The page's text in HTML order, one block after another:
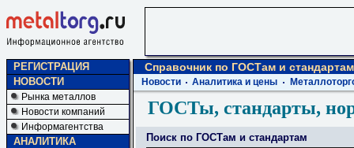
РЕГИСТРАЦИЯ
НОВОСТИ
Рынка металлов
Новости компаний
Информагентства
АНАЛИТИКА
Справочник по ГОСТам и стандартам
Новости Аналитика и цены
ГОСТы, стандарты,
Поиск по ГОСТам и стандартам